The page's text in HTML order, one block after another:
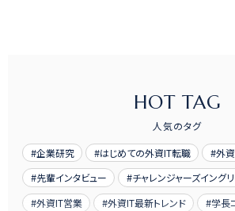
HOT TAG
人気のタグ
企業研究 はじめての外資IT転職
外
先輩インタビュー
チャレンジャーズイングリ
外資IT営業
外資IT最新トレンド
学長